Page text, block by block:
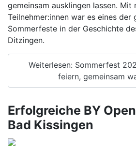
gemeinsam ausklingen lassen. Mit
Teilnehmer:innen war es eines der
Sommerfeste in der Geschichte
Ditzingen.
Weiterlesen: Sommerfest
feiern, gemeinsam
Erfolgreiche BY
Bad Kissingen